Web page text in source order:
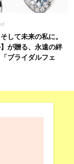
味見えしない『夏
して未来の私に。
】が贈る、永遠の絆
ブライダルフェ